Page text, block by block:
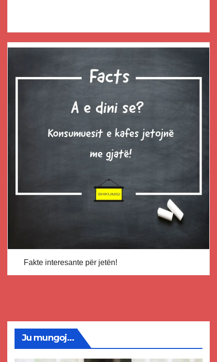
Fakte interesante për jetën!
Ju mungoj...